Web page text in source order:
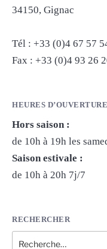
34150, Gignac
Tél : +33 (0)4 67 57
Fax : +33 (0)4 93 26
HEURES D’OUVERTURE
Hors saison :
de 10h à 19h les
Saison estivale :
de 10h à 20h 7j/7
RECHERCHER
Recherche